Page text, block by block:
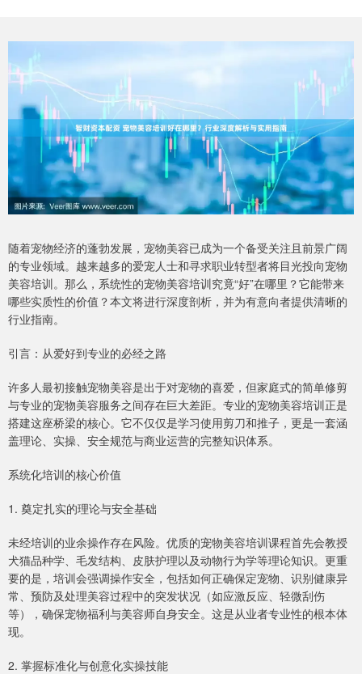
随着宠物经济的蓬勃发展，宠物美容已成为一个备受关注且前景广阔
的专业领域。越来越多的爱宠人士和寻求职业转型者将目光投向宠物
美容培训。那么，系统性的宠物美容培训究竟“好”在哪里？它能带来
哪些实质性的价值？本文将进行深度剖析，并为有意向者提供清晰的
行业指南。
引言：从爱好到专业的必经之路
许多人最初接触宠物美容是出于对宠物的喜爱，但家庭式的简单修剪
与专业的宠物美容服务之间存在巨大差距。专业的宠物美容培训正是
搭建这座桥梁的核心。它不仅仅是学习使用剪刀和推子，更是一套涵
盖理论、实操、安全规范与商业运营的完整知识体系。
系统化培训的核心价值
1. 奠定扎实的理论与安全基础
未经培训的业余操作存在风险。优质的宠物美容培训课程首先会教授
犬猫品种学、毛发结构、皮肤护理以及动物行为学等理论知识。更重
要的是，培训会强调操作安全，包括如何正确保定宠物、识别健康异
常、预防及处理美容过程中的突发状况（如应激反应、轻微刮伤
等），确保宠物福利与美容师自身安全。这是从业者专业性的根本体
现。
2. 掌握标准化与创意化实操技能